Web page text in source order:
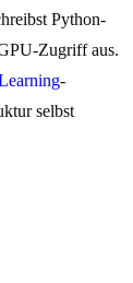
Python-
Zugriff aus.
-
selbst